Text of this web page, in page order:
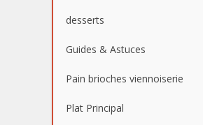
desserts
Guides & Astuces
Pain brioches viennoiserie
Plat Principal